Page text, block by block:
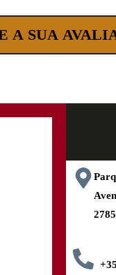
A SUA